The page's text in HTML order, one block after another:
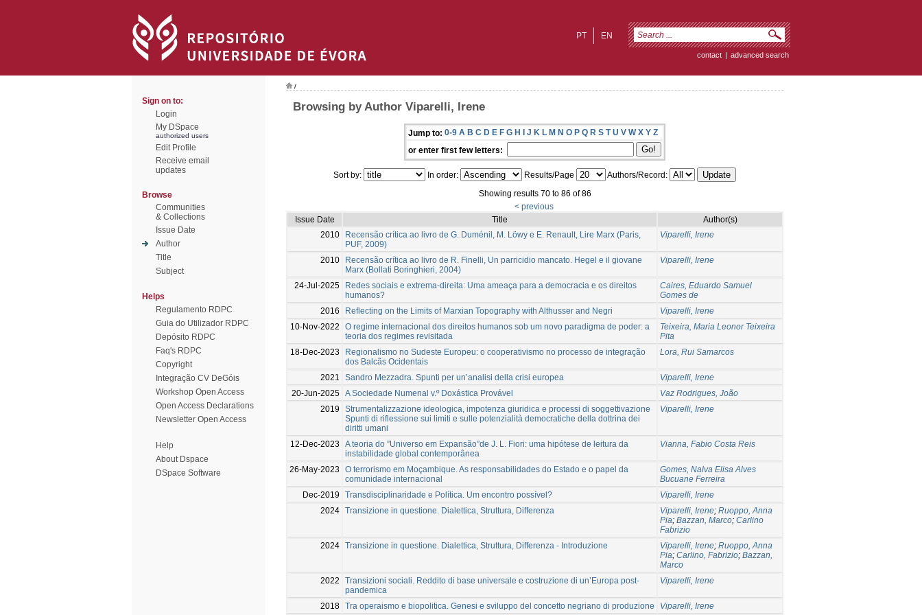
EN
PT
contact | advanced search
Sign on to:
Login
My DSpace
authorized users
Edit Profile
Receive email
updates
Browse
Communities
& Collections
Issue Date
Author
Title
Subject
Helps
Regulamento RDPC
Guia do Utilizador RDPC
Depósito RDPC
Faq's RDPC
Copyright
Integração CV DeGóis
Workshop Open Access
Open Access Declarations
Newsletter Open Access
Help
About Dspace
DSpace Software
/
Browsing by Author Viparelli, Irene
Jump to: 0-9 A B C D E F G H I J K L M N O P Q R S T U V W X Y Z
or enter first few letters:
Sort by: In order: Results/Page
Authors/Record:
Showing results 70 to 86 of 86
< previous
Issue Date
Title
Author(s)
2010
Recensão crítica ao livro de G. Duménil, M. Löwy e E. Renault, Lire Marx (Paris,
PUF, 2009)
Viparelli, Irene
2010
Recensão crítica ao livro de R. Finelli, Un parricidio mancato. Hegel e il giovane
Marx (Bollati Boringhieri, 2004)
Viparelli, Irene
24-Jul-2025
Redes sociais e extrema-direita: Uma ameaça para a democracia e os direitos
humanos?
Caires, Eduardo Samuel
Gomes de
2016
Reflecting on the Limits of Marxian Topography with Althusser and Negri
Viparelli, Irene
10-Nov-2022
O regime internacional dos direitos humanos sob um novo paradigma de poder: a
teoria dos regimes revisitada
Teixeira, Maria Leonor Teixeira
Pita
18-Dec-2023
Regionalismo no Sudeste Europeu: o cooperativismo no processo de integração
dos Balcãs Ocidentais
Lora, Rui Samarcos
2021 Sandro Mezzadra. Spunti per un’analisi della crisi europea
Viparelli, Irene
20-Jun-2025 A Sociedade Numenal v.º Doxástica Provável
Vaz Rodrigues, João
2019
Strumentalizzazione ideologica, impotenza giuridica e processi di soggettivazione
Spunti di riflessione sui limiti e sulle potenzialità democratiche della dottrina dei
diritti umani
Viparelli, Irene
12-Dec-2023
A teoria do ”Universo em Expansão”de J. L. Fiori: uma hipótese de leitura da
instabilidade global contemporânea
Vianna, Fabio Costa Reis
26-May-2023
O terrorismo em Moçambique. As responsabilidades do Estado e o papel da
comunidade internacional
Gomes, Nalva Elisa Alves
Bucuane Ferreira
Dec-2019
Transdisciplinaridade e Política. Um encontro possível?
Viparelli, Irene
2024 Transizione in questione. Dialettica, Struttura, Differenza Viparelli, Irene; Ruoppo, Anna
Pia; Bazzan, Marco; Carlino
Fabrizio
2024 Transizione in questione. Dialettica, Struttura, Differenza - Introduzione Viparelli, Irene; Ruoppo, Anna
Pia; Carlino, Fabrizio; Bazzan,
Marco
2022
Transizioni sociali. Reddito di base universale e costruzione di un’Europa post-
pandemica
Viparelli, Irene
2018 Tra operaismo e biopolitica. Genesi e sviluppo del concetto negriano di produzione Viparelli, Irene